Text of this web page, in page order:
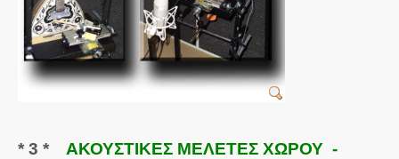
* 3 * ΑΚΟΥΣΤΙΚΕΣ ΜΕΛΕΤΕΣ ΧΩΡΟΥ -